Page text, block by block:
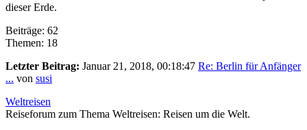
dieser Erde.
Beiträge: 62
Themen: 18
Letzter Beitrag: Januar 21, 2018, 00:18:47 Re: Berlin für Anfänger
... von susi
Weltreisen
Reiseforum zum Thema Weltreisen: Reisen um die Welt.